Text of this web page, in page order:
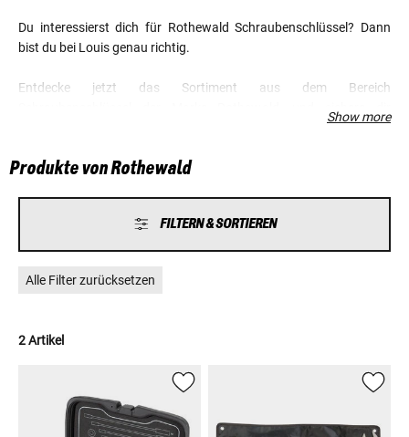
Du interessierst dich für Rothewald Schraubenschlüssel? Dann
bist du bei Louis genau richtig.
Entdecke jetzt das Sortiment aus dem Bereich
Show more
Produkte von Rothewald
FILTERN & SORTIEREN
Alle Filter zurücksetzen
2 Artikel